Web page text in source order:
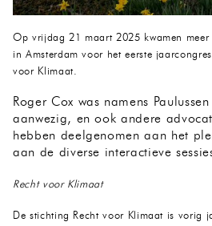
Op vrijdag 21 maart 2025 kwamen
in Amsterdam voor het eerste
voor Klimaat.
Roger Cox was namens
aanwezig, en ook andere
hebben deelgenomen aan het
aan de diverse interactieve
Recht voor Klimaat
De stichting Recht voor Klimaat is vorig